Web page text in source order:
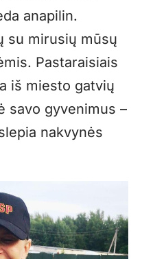
anapilin.
su mirusių mūsų
Pastaraisiais
iš miesto gatvių
savo gyvenimus –
nakvynės